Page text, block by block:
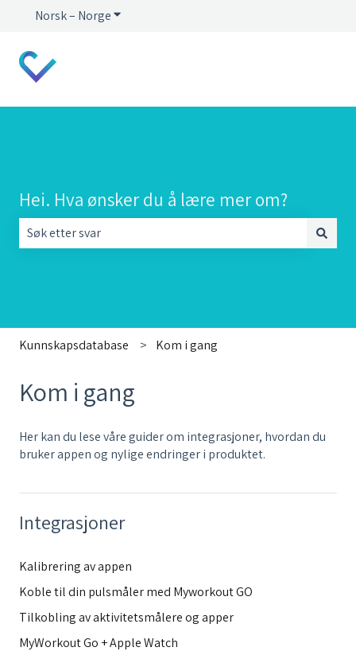
Norsk – NorgeVis undermeny for oversettelser
Hei. Hva ønsker du å lære mer om?
Kunnskapsdatabase Kom i gang
Kom i gang
Her kan du lese våre guider om integrasjoner, hvordan du
bruker appen og nylige endringer i produktet.
Integrasjoner
Kalibrering av appen
Koble til din pulsmåler med Myworkout GO
Tilkobling av aktivitetsmålere og apper
MyWorkout Go + Apple Watch